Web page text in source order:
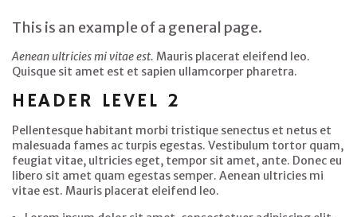
This is an example of a general page.
Aenean ultricies mi vitae est. Mauris placerat eleifend leo.
Quisque sit amet est et sapien ullamcorper pharetra.
HEADER LEVEL 2
Pellentesque habitant morbi tristique senectus et netus et
malesuada fames ac turpis egestas. Vestibulum tortor quam,
feugiat vitae, ultricies eget, tempor sit amet, ante. Donec eu
libero sit amet quam egestas semper. Aenean ultricies mi
vitae est. Mauris placerat eleifend leo.